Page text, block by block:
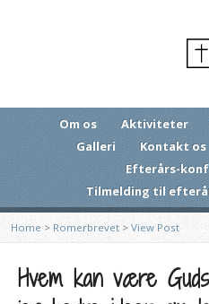
Om os Aktiviteter
Galleri
Kontakt os
Efterårs-
Tilmelding til
Home > Romerbrevet> View Post
Hvem kan være